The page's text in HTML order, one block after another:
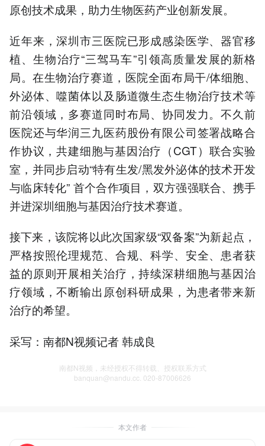
原创技术成果，助力生物医药产业创新发展。
近年来，深圳市三医院已形成感染医学、器官移
植、生物治疗“三驾马车”引领高质量发展的新格
局。在生物治疗赛道，医院全面布局干/体细胞、
外泌体、噬菌体以及肠道微生态生物治疗技术等
前沿领域，多赛道同时布局、协同发力。不久前
医院还与华润三九医药股份有限公司签署战略合
作协议，共建细胞与基因治疗（CGT）联合实验
室，并同步启动“特有生发/黑发外泌体的技术开发
与临床转化” 首个合作项目，双方强强联合、携手
并进深圳细胞与基因治疗技术赛道。
接下来，该院将以此次国家级“双备案”为新起点，
严格按照伦理规范、合规、科学、安全、患者获
益的原则开展相关治疗，持续深耕细胞与基因治
疗领域，不断输出原创科研成果，为患者带来新
治疗的希望。
采写：南都N视频记者 韩成良
南都N视频，未经授权不得转载、授权联系方式
banquan@nandu.cc. 020-87006626
本文作者